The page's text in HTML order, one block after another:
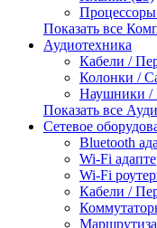
Показать все
Аудиотехника
Кабели /
Колонки /
Наушники /
Показать все
Сетевое
Bluetooth
Wi-Fi
Wi-Fi
Кабели /